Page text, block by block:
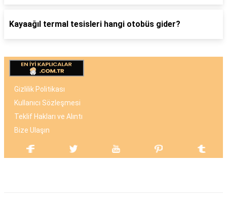
Kayaağıl termal tesisleri hangi otobüs gider?
Gizlilik Politikası
Kullanıcı Sözleşmesi
Teklif Hakları ve Alıntı
Bize Ulaşın